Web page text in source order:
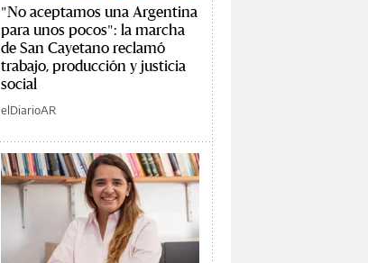
"No aceptamos una Argentina
para unos pocos": la marcha
de San Cayetano reclamó
trabajo, producción y justicia
social
elDiarioAR